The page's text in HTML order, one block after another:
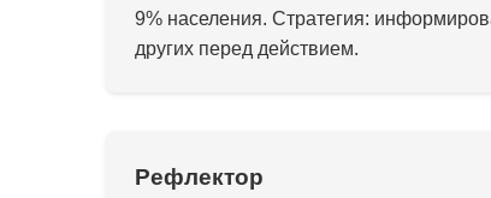
9% населения. Стратегия:
других перед действием.
Рефлектор